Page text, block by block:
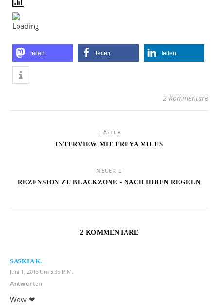
teilen teilen teilen
2 Kommentare
ÄLTER
INTERVIEW MIT FREYA MILES
NEUER
REZENSION ZU BLACKZONE - NACH IHREN REGELN
2 KOMMENTARE
SASKIA K.
Juni 1, 2016 Um 5:35 P.m.
Antworten
Wow ❤